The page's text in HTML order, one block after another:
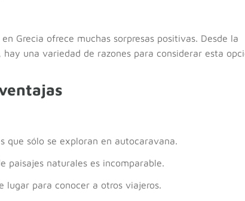
Grecia ofrece muchas sorpresas positivas. Desde la
una variedad de razones para considerar esta
que sólo se exploran en autocaravana.
paisajes naturales es incomparable.
lugar para conocer a otros viajeros.